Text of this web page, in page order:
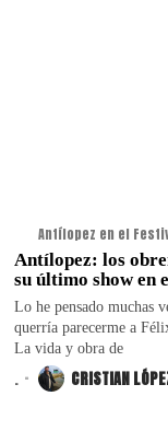
Antílopez en el
Antílopez: los
su último show en
Lo he pensado muchas
querría parecerme a
La vida y obra de
. CRISTIAN